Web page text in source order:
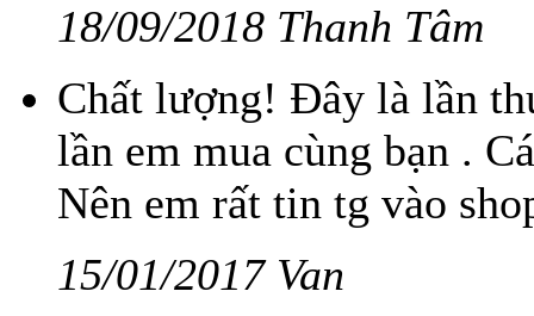
18/09/2018 Thanh Tâm
Chất lượng! Đây là lần
lần em mua cùng bạn .
Nên em rất tin tg vào
15/01/2017 Van